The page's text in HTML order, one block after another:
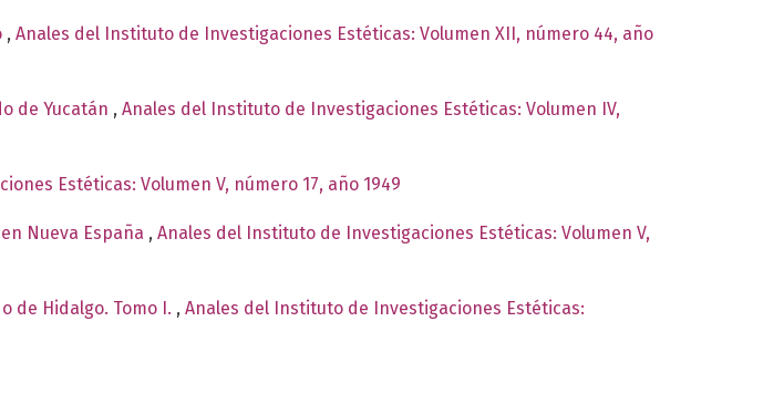
, Anales del Instituto de Investigaciones Estéticas: Volumen XII, número 44, año
de Yucatán , Anales del Instituto de Investigaciones Estéticas: Volumen IV,
Estéticas: Volumen V, número 17, año 1949
Nueva España , Anales del Instituto de Investigaciones Estéticas: Volumen V,
de Hidalgo. Tomo I. , Anales del Instituto de Investigaciones Estéticas: